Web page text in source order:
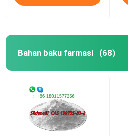
Bahan baku farmasi (68)